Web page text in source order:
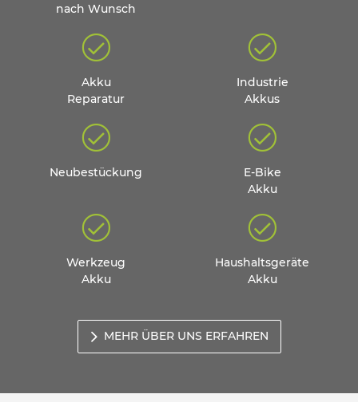
nach Wunsch
Akku
Reparatur
Industrie
Akkus
Neubestückung
E-Bike
Akku
Werkzeug
Akku
Haushaltsgeräte
Akku
MEHR ÜBER UNS ERFAHREN